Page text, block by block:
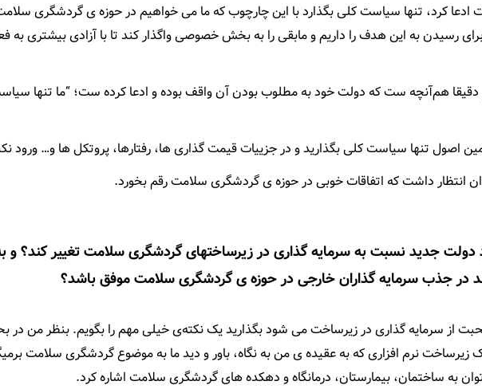
کرد، تنها سیاست کلی بگذارد با این چارچوب که ما می خواهیم در حوزه ی گردشگری
رسیدن به این هدف را داریم و مابقی را به بخش خصوصی واگذار کند تا با آزادی بیشتری به
دقیقا هم‌آنچه ست که دولت خود به مطلوب بودن آن واقف بوده و ادعا کرده ست؛ “ما تنها
اصول تنها سیاست کلی بگذارید و در جزییات قیمت گذاری ها، رفتارها، پروتکل ها و… ورود
داشت که اتفاقات خوبی در حوزه ی گردشگری سلامت رقم بخورد.
دولت جدید نسبت به سرمایه گذاری در زیرساختهای گردشگری سلامت تغییر کند؟ و
در جذب سرمایه گذاران خارجی در حوزه ی گردشگری سلامت موفق باشد؟
از سرمایه گذاری در زیرساخت می شود بگذارید یک نکته‌ی خیلی مهم را بگویم. بنظر من در
نرم افزاری که به عقیده ی من به نگاه، باور و دید ما به موضوع گردشگری سلامت
به ساختمان، بیمارستان، درمانگاه و دهکده های گردشگری سلامت اشاره کرد.